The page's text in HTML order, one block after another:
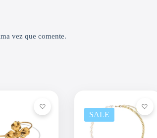
vez que comente.
SALE